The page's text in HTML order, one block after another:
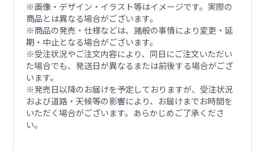
※画像・デザイン・イラスト等はイメージです。実際の
商品とは異なる場合がございます。
※商品の発売・仕様などは、諸般の事情により変更・延
期・中止となる場合がございます。
※受注状況やご注文内容により、同日にご注文いただい
た場合でも、発送日が異なるまたは前後する場合がござ
います。
※発売日以降のお届けを予定しておりますが、受注状況
および道路・天候等の影響により、お届けまでお時間を
いただく場合がございます。あらかじめご了承くださ
い。